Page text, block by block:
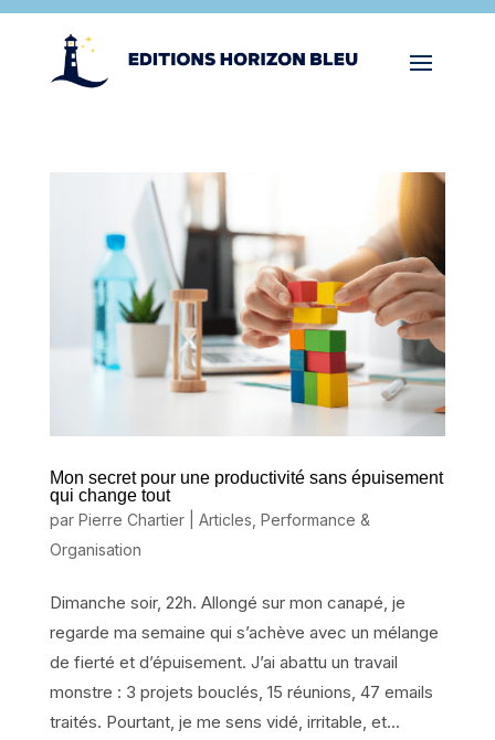
Mon secret pour une productivité sans épuisement
qui change tout
par Pierre Chartier| Articles Performance &
Organisation
Dimanche soir, 22h. Allongé sur mon canapé, je
regarde ma semaine qui s’achève avec un mélange
de fierté et d’épuisement. J’ai abattu un travail
monstre : 3 projets bouclés, 15 réunions, 47 emails
traités. Pourtant, je me sens vidé, irritable, et...